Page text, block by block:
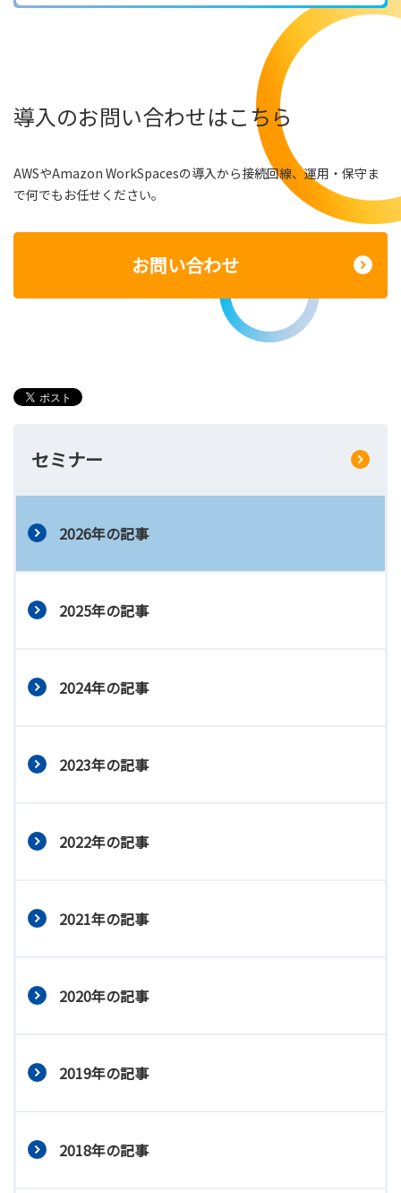
導入のお問い合わせはこちら
AWSやAmazon WorkSpacesの導入から接続回線、運用・保守ま
で何でもお任せください。
お問い合わせ
セミナー
2026年の記事
2025年の記事
2024年の記事
2023年の記事
2022年の記事
2021年の記事
2020年の記事
2019年の記事
2018年の記事